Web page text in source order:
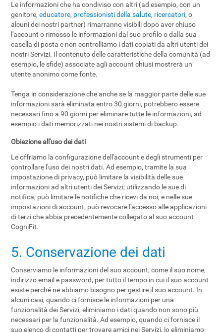
Le informazioni che ha condiviso con altri (ad esempio, con un
genitore,educatore, professionisti della salute, ricercatori, o
alcuni dei nostri partner) rimarranno visibili dopo aver chiuso
l'account o rimosso le informazioni dal suo profilo o dalla sua
casella di posta e non controlliamo i dati copiati da altri utenti dei
nostri Servizi. Il contenuto delle caratteristiche della comunità (ad
esempio, le sfide) associate agli account chiusi mostrerà un
utente anonimo come fonte.
Tenga in considerazione che anche se la maggior parte delle sue
informazioni sarà eliminata entro 30 giorni, potrebbero essere
necessari fino a 90 giorni per eliminare tutte le informazioni, ad
esempio i dati memorizzati nei nostri sistemi di backup.
Obiezione all'uso dei dati
Le offriamo la configurazione dell'account e degli strumenti per
controllare l'uso dei nostri dati. Ad esempio, tramite la sua
impostazione di privacy, può limitare la visibilità delle sue
informazioni ad altri utenti dei Servizi; utilizzando le sue di
notifica, può limitare le notifiche che ricevi da noi; e nelle sue
impostazioni di account, può revocare l'accesso alle applicazioni
di terzi che abbia precedentemente collegato al suo account
CogniFit.
5. Conservazione dei dati
Conserviamo le informazioni del suo account, come il suo nome,
indirizzo email e password, per tutto il tempo in cui il suo account
esiste perché ne abbiamo bisogno per gestire il suo account. In
alcuni casi, quando ci fornisce le informazioni per una
funzionalità dei Servizi, eliminiamo i dati quando non sono più
necessari per la funzionalità. Ad esempio, quando ci fornisce il
suo elenco di contatti per trovare amici nei Servizi, lo eliminiamo